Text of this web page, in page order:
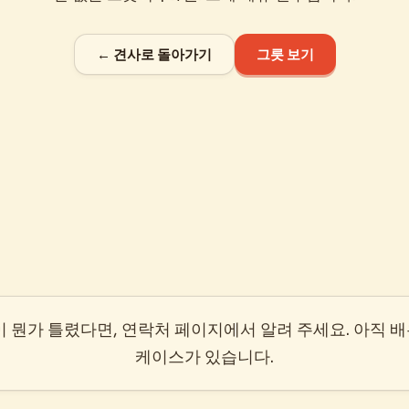
← 견사로 돌아가기 그릇 보기
가 틀렸다면, 연락처 페이지에서 알려 주세요. 아직 배
케이스가 있습니다.